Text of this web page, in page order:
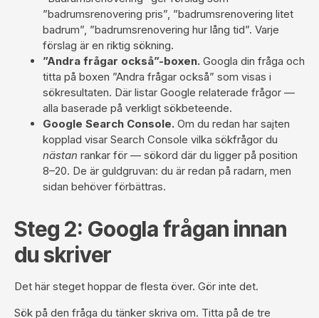
”badrumsrenovering pris”, ”badrumsrenovering litet
badrum”, ”badrumsrenovering hur lång tid”. Varje
förslag är en riktig sökning.
”Andra frågar också”-boxen. Googla din fråga och
titta på boxen ”Andra frågar också” som visas i
sökresultaten. Där listar Google relaterade frågor —
alla baserade på verkligt sökbeteende.
Google Search Console. Om du redan har sajten
kopplad visar Search Console vilka sökfrågor du
nästan rankar för — sökord där du ligger på position
8–20. De är guldgruvan: du är redan på radarn, men
sidan behöver förbättras.
Steg 2: Googla frågan innan
du skriver
Det här steget hoppar de flesta över. Gör inte det.
Sök på den fråga du tänker skriva om. Titta på de tre